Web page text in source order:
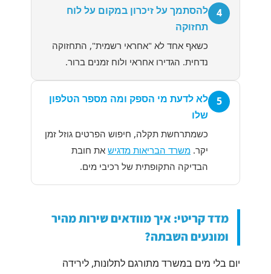
4
להסתמך על זיכרון במקום על לוח
תחזוקה
כשאף אחד לא "אחראי רשמית", התחזוקה
נדחית. הגדירו אחראי ולוח זמנים ברור.
5
לא לדעת מי הספק ומה מספר הטלפון
שלו
כשמתרחשת תקלה, חיפוש הפרטים גוזל זמן
יקר. משרד הבריאות מדגיש את חובת
הבדיקה התקופתית של רכיבי מים.
מדד קריטי: איך מוודאים שירות מהיר
ומונעים השבתה?
יום בלי מים במשרד מתורגם לתלונות, לירידה